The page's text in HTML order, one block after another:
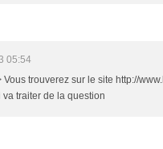
05:54
Vous trouverez sur le site http://
traiter de la question